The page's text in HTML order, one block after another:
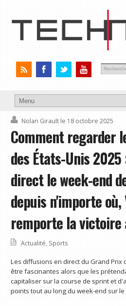
Nolan Girault le 18 octobre 2025
Comment regarder
des États-Unis
direct le week-end
depuis n'importe
remporte la
Actualité, Sports
Les diffusions en direct du Grand Prix
être fascinantes alors que les
capitaliser sur la course de sprint et
points tout au long du week-end sur